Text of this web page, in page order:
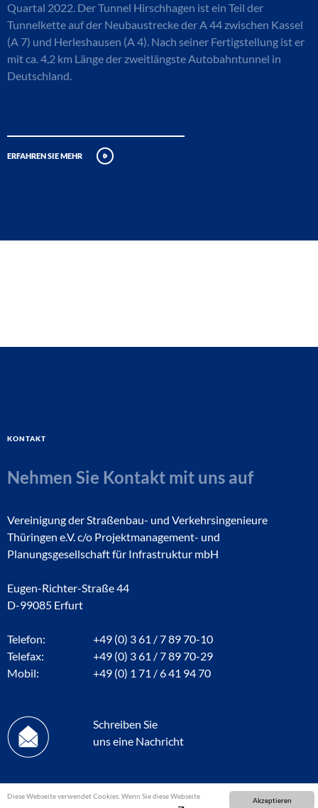
Akzeptieren
Diese Webseite verwendet Cookies. Wenn Sie diese Webseite
Quartal 2022. Der Tunnel Hirschhagen ist ein Teil der
Tunnelkette auf der Neubaustrecke der A 44 zwischen Kassel
(A 7) und Herleshausen (A 4). Nach seiner Fertigstellung ist er
mit ca. 4,2 km Länge der zweitlängste Autobahntunnel in
Deutschland.
erfahren sie mehr
Kontakt
Nehmen Sie Kontakt mit uns auf
Vereinigung der Straßenbau- und Verkehrsingenieure
Thüringen e.V. c/o Projektmanagement- und
Planungsgesellschaft für Infrastruktur mbH
Eugen-Richter-Straße 44
D-99085 Erfurt
Telefon:
+49 (0) 3 61 / 7 89 70-10
Telefax:
+49 (0) 3 61 / 7 89 70-29
Mobil:
+49 (0) 1 71 / 6 41 94 70
Schreiben Sie
uns eine Nachricht